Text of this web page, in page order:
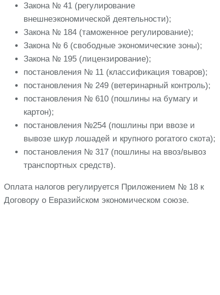
Закона № 41 (регулирование
внешнеэкономической деятельности);
Закона № 184 (таможенное регулирование);
Закона № 6 (свободные экономические зоны);
Закона № 195 (лицензирование);
постановления № 11 (классификация товаров);
постановления № 249 (ветеринарный контроль);
постановления № 610 (пошлины на бумагу и
картон);
постановления №254 (пошлины при ввозе и
вывозе шкур лошадей и крупного рогатого скота);
постановления № 317 (пошлины на ввоз/вывоз
транспортных средств).
Оплата налогов регулируется Приложением № 18 к
Договору о Евразийском экономическом союзе.